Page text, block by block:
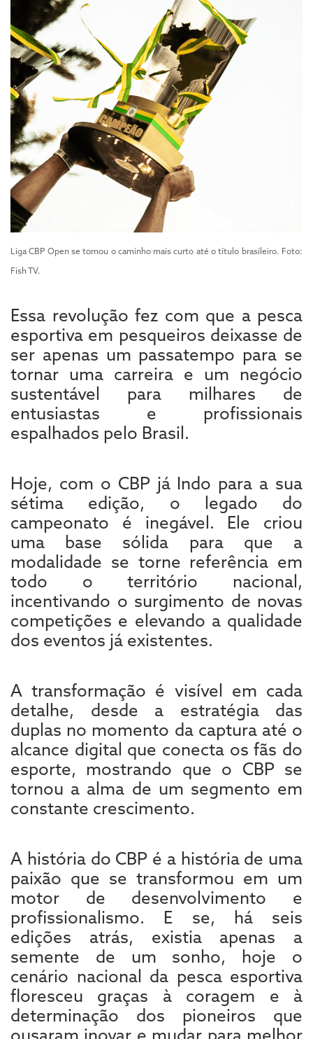
Liga CBP Open se tornou o caminho mais curto até o título brasileiro. Foto:
Fish TV.
Essa revolução fez com que a pesca
esportiva em pesqueiros deixasse de
ser apenas um passatempo para se
tornar uma carreira e um negócio
sustentável para milhares de
entusiastas e profissionais
espalhados pelo Brasil.
Hoje, com o CBP já Indo para a sua
sétima edição, o legado do
campeonato é inegável. Ele criou
uma base sólida para que a
modalidade se torne referência em
todo o território nacional,
incentivando o surgimento de novas
competições e elevando a qualidade
dos eventos já existentes.
A transformação é visível em cada
detalhe, desde a estratégia das
duplas no momento da captura até o
alcance digital que conecta os fãs do
esporte, mostrando que o CBP se
tornou a alma de um segmento em
constante crescimento.
A história do CBP é a história de uma
paixão que se transformou em um
motor de desenvolvimento e
profissionalismo. E se, há seis
edições atrás, existia apenas a
semente de um sonho, hoje o
cenário nacional da pesca esportiva
floresceu graças à coragem e à
determinação dos pioneiros que